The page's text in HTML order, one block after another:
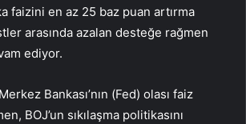
faizini en az 25 baz puan artırma
arasında azalan desteğe rağmen
ediyor.
Bankası’nın (Fed) olası faiz
BOJ’un sıkılaşma politikasını